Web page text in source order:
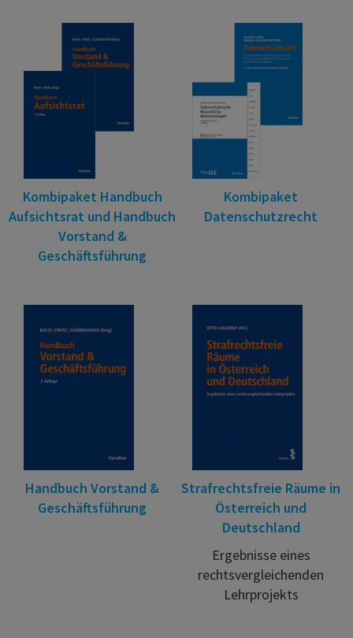
Kombipaket Handbuch
Aufsichtsrat und Handbuch
Vorstand &
Geschäftsführung
Kombipaket
Datenschutzrecht
Handbuch Vorstand &
Geschäftsführung
Strafrechtsfreie Räume in
Österreich und
Deutschland
Ergebnisse eines
rechtsvergleichenden
Lehrprojekts